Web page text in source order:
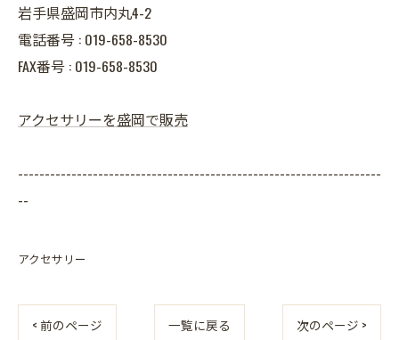
岩手県盛岡市内丸4-2
電話番号 : 019-658-8530
FAX番号 : 019-658-8530
アクセサリーを盛岡で販売
--------------------------------------------------------------------
--
アクセサリー
< 前のページ 一覧に戻る 次のページ >